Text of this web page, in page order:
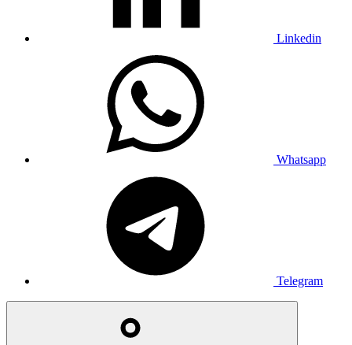
Linkedin
Whatsapp
Telegram